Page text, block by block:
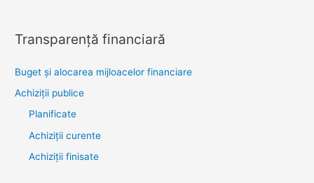
Transparenţă financiară
Buget și alocarea mijloacelor financiare
Achiziţii publice
Planificate
Achiziții curente
Achiziții finisate